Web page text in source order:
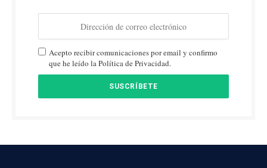
Acepto recibir comunicaciones por email y confirmo
que he leído la Política de Privacidad.